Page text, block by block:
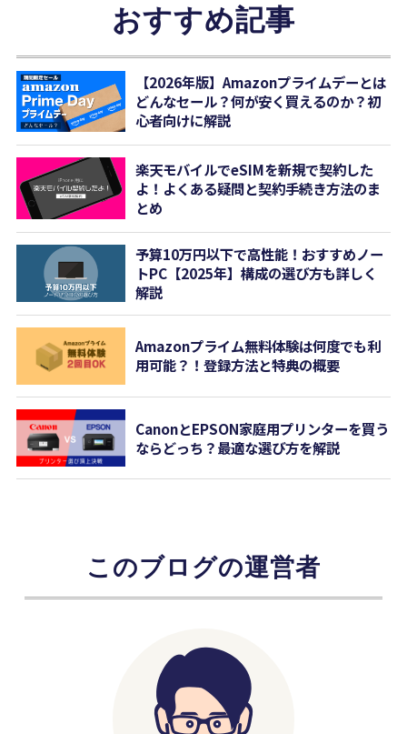
おすすめ記事
【2026年版】Amazonプライムデーとは
どんなセール？何が安く買えるのか？初
心者向けに解説
楽天モバイルでeSIMを新規で契約した
よ！よくある疑問と契約手続き方法のま
とめ
予算10万円以下で高性能！おすすめノー
トPC【2025年】構成の選び方も詳しく
解説
Amazonプライム無料体験は何度でも利
用可能？！登録方法と特典の概要
CanonとEPSON家庭用プリンターを買う
ならどっち？最適な選び方を解説
このブログの運営者